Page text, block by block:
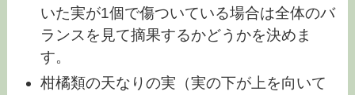
いた実が1個で傷ついている場合は全体のバ
ランスを見て摘果するかどうかを決めま
す。
柑橘類の天なりの実（実の下が上を向いて